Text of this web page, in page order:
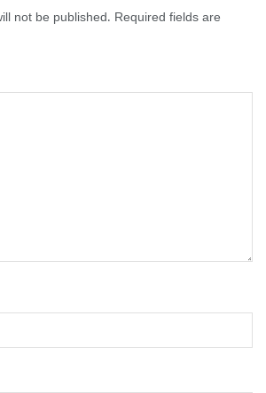
not be published. Required fields are